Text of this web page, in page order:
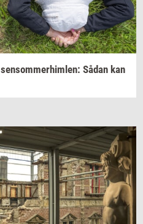
sen­som­mer­him­len: Sådan kan